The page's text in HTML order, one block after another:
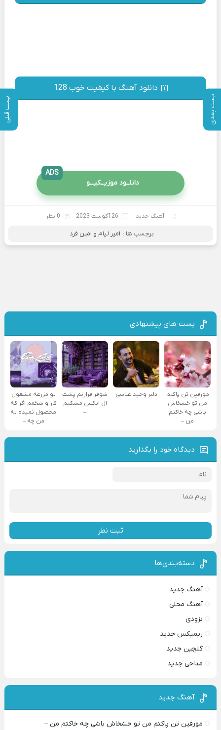
پست بعدی پست قبلی
دانلود آهنگ با کیفیت خوب 128
دانلــود موزیــکیـــو
ADS
آهنگ جدید 26 آگوست 2023 0 نظر
برچسب ها : امیر لیام و امین فرد
پست های پیشنهادی
مورفین تن پاکتم
من تو خشخاش
باشی چه خاکتم
من –
دلبر وحید عباسی
شوفر فراریم پشت
ال ایکس مشکیم
–
تو مزرعه مشغول
کار و شخمم اگر که
محصول نمیده به
من چه –
دیدگاه خود را بگذارید
ثبت نظر
دسته‌بندی‌ها
آهنگ جدید
آهنگ محلی
بزودی
ریمیکس جدید
گلچین جدید
مداحی جدید
آهنگ جدید
مورفین تن پاکتم من تو خشخاش باشی چه خاکتم من –